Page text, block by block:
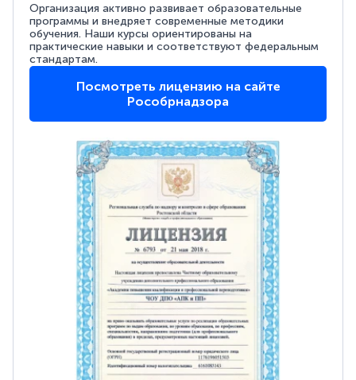
Организация активно развивает образовательные
программы и внедряет современные методики
обучения. Наши курсы ориентированы на
практические навыки и соответствуют федеральным
стандартам.
Посмотреть лицензию на сайте
Рособрнадзора